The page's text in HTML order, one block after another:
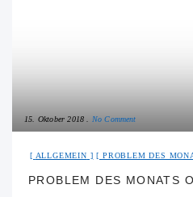
15. Oktober 2018 No Comment
ALLGEMEIN PROBLEM DES
PROBLEM DES MONATS